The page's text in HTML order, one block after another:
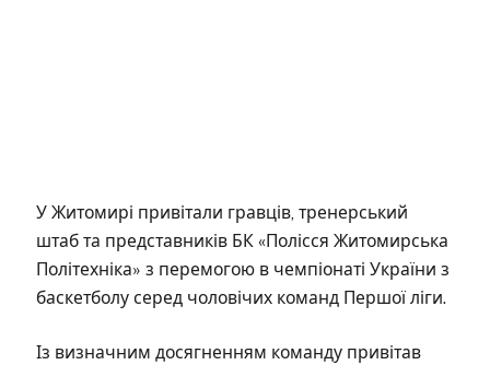
У Житомирі привітали гравців, тренерський
штаб та представників БК «Полісся Житомирська
Політехніка» з перемогою в чемпіонаті України з
баскетболу серед чоловічих команд Першої ліги.
Із визначним досягненням команду привітав